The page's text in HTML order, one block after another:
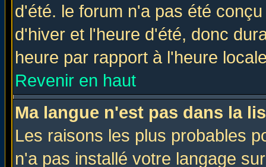
d'été. le forum n'a pas été
d'hiver et l'heure d'été, donc
heure par rapport à l'heure
Revenir en haut
Ma langue n'est pas dans la
Les raisons les plus probables
n'a pas installé votre langage